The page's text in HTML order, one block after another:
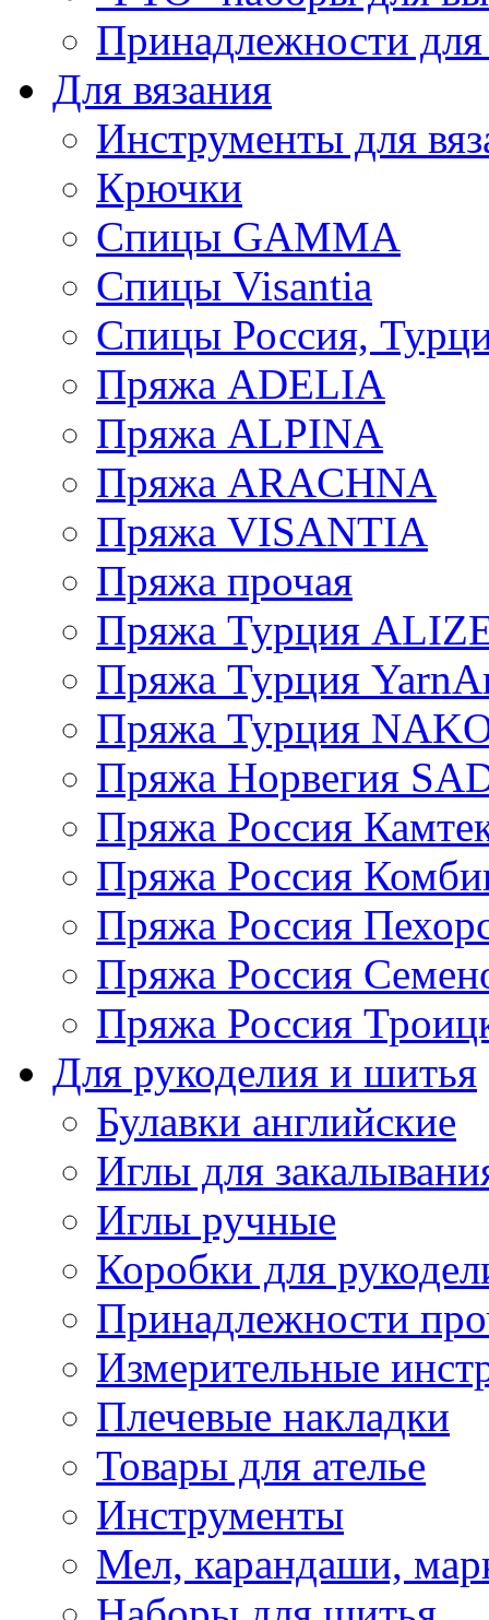
Принадлежности
Для вязания
Инструменты для
Крючки
Спицы GAMMA
Спицы Visantia
Спицы Россия,
Пряжа ADELIA
Пряжа ALPINA
Пряжа ARACHNA
Пряжа VISANTIA
Пряжа прочая
Пряжа Турция
Пряжа Турция
Пряжа Турция
Пряжа Норвегия
Пряжа Россия
Пряжа Россия
Пряжа Россия
Пряжа Россия
Пряжа Россия
Для рукоделия и шитья
Булавки английские
Иглы для
Иглы ручные
Коробки для
Принадлежности
Измерительные
Плечевые накладки
Товары для ателье
Инструменты
Мел, карандаши,